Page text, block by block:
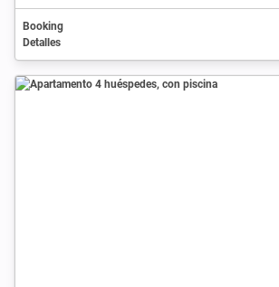
Booking
Detalles